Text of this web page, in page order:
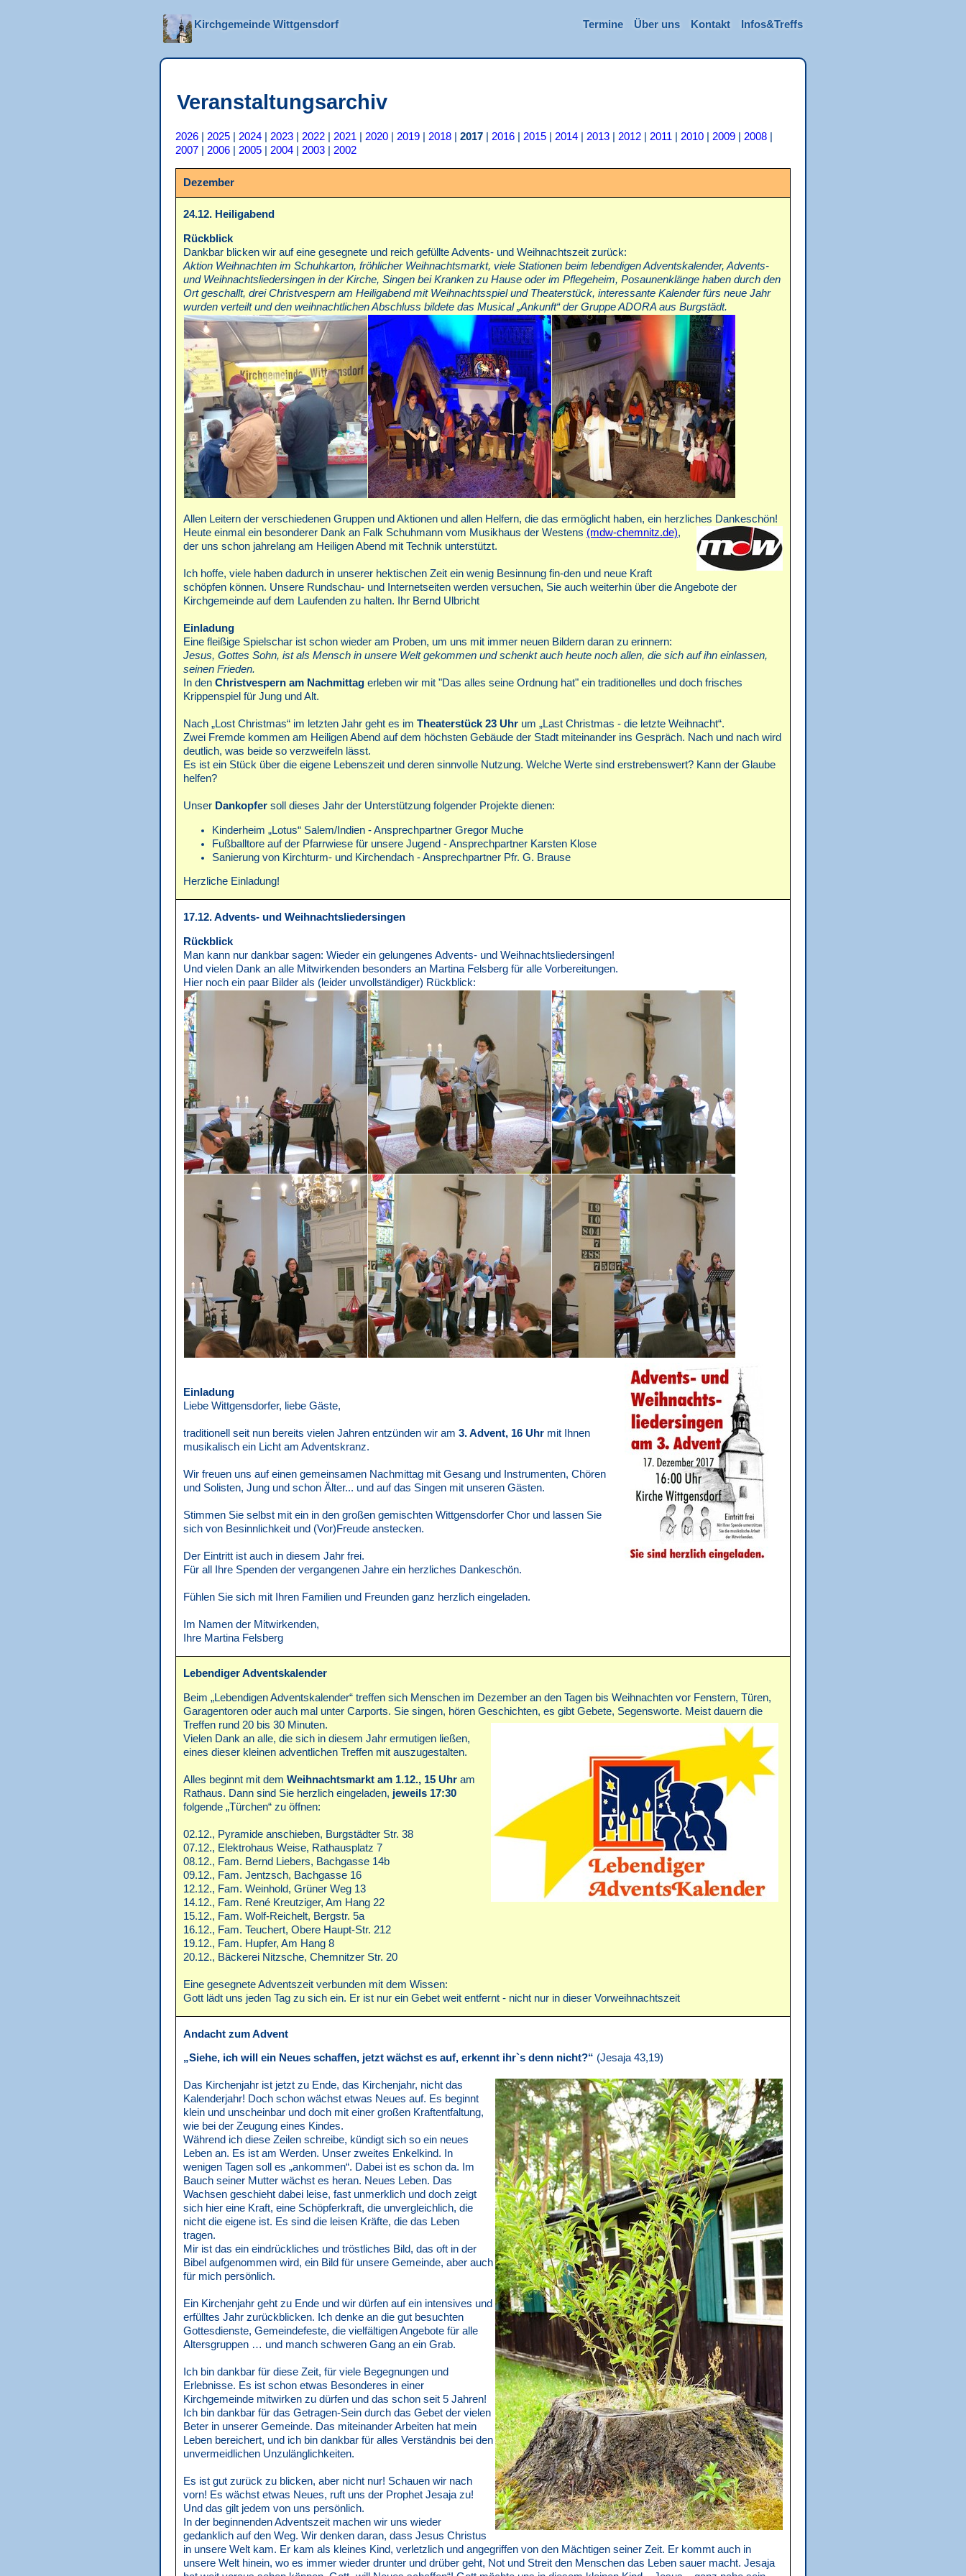
Kirchgemeinde Wittgensdorf Termine Über uns Kontakt Infos&Treffs
Veranstaltungsarchiv
2026 2025 2024 2023 2022 2021 2020 2019 2018 2017 2016 2015 2014 2013 2012 2011 2010 2009 2008
2007
2006 2005 2004 2003 2002
Dezember
24.12. Heiligabend
Rückblick
Dankbar blicken wir auf eine gesegnete und reich gefüllte Advents- und Weihnachtszeit zurück:
Aktion Weihnachten im Schuhkarton, fröhlicher Weihnachtsmarkt, viele Stationen beim lebendigen Adventskalender, Advents-
und Weihnachtsliedersingen in der Kirche, Singen bei Kranken zu Hause oder im Pflegeheim, Posaunenklänge haben durch den
Ort geschallt, drei Christvespern am Heiligabend mit Weihnachtsspiel und Theaterstück, interessante Kalender fürs neue Jahr
wurden verteilt und den weihnachtlichen Abschluss bildete das Musical „Ankunft“ der Gruppe ADORA aus Burgstädt.
Allen Leitern der verschiedenen Gruppen und Aktionen und allen Helfern, die das ermöglicht haben, ein herzliches Dankeschön!
Heute einmal ein besonderer Dank an Falk Schuhmann vom Musikhaus der Westens (mdw-chemnitz.de),
der uns schon jahrelang am Heiligen Abend mit Technik unterstützt.
Ich hoffe, viele haben dadurch in unserer hektischen Zeit ein wenig Besinnung fin-den und neue Kraft
schöpfen können. Unsere Rundschau- und Internetseiten werden versuchen, Sie auch weiterhin über die Angebote der
Kirchgemeinde auf dem Laufenden zu halten. Ihr Bernd Ulbricht
Einladung
Eine fleißige Spielschar ist schon wieder am Proben, um uns mit immer neuen Bildern daran zu erinnern:
Jesus, Gottes Sohn, ist als Mensch in unsere Welt gekommen und schenkt auch heute noch allen, die sich auf ihn einlassen,
seinen Frieden.
In den Christvespern am Nachmittag erleben wir mit "Das alles seine Ordnung hat" ein traditionelles und doch frisches
Krippenspiel für Jung und Alt.
Nach „Lost Christmas“ im letzten Jahr geht es im Theaterstück 23 Uhr um „Last Christmas - die letzte Weihnacht“.
Zwei Fremde kommen am Heiligen Abend auf dem höchsten Gebäude der Stadt miteinander ins Gespräch. Nach und nach wird
deutlich, was beide so verzweifeln lässt.
Es ist ein Stück über die eigene Lebenszeit und deren sinnvolle Nutzung. Welche Werte sind erstrebenswert? Kann der Glaube
helfen?
Unser Dankopfer soll dieses Jahr der Unterstützung folgender Projekte dienen:
Kinderheim „Lotus“ Salem/Indien - Ansprechpartner Gregor Muche
Fußballtore auf der Pfarrwiese für unsere Jugend - Ansprechpartner Karsten Klose
Sanierung von Kirchturm- und Kirchendach - Ansprechpartner Pfr. G. Brause
Herzliche Einladung!
17.12. Advents- und Weihnachtsliedersingen
Rückblick
Man kann nur dankbar sagen: Wieder ein gelungenes Advents- und Weihnachtsliedersingen!
Und vielen Dank an alle Mitwirkenden besonders an Martina Felsberg für alle Vorbereitungen.
Hier noch ein paar Bilder als (leider unvollständiger) Rückblick:
Einladung
Liebe Wittgensdorfer, liebe Gäste,
traditionell seit nun bereits vielen Jahren entzünden wir am 3. Advent, 16 Uhr mit Ihnen
musikalisch ein Licht am Adventskranz.
Wir freuen uns auf einen gemeinsamen Nachmittag mit Gesang und Instrumenten, Chören
und Solisten, Jung und schon Älter... und auf das Singen mit unseren Gästen.
Stimmen Sie selbst mit ein in den großen gemischten Wittgensdorfer Chor und lassen Sie
sich von Besinnlichkeit und (Vor)Freude anstecken.
Der Eintritt ist auch in diesem Jahr frei.
Für all Ihre Spenden der vergangenen Jahre ein herzliches Dankeschön.
Fühlen Sie sich mit Ihren Familien und Freunden ganz herzlich eingeladen.
Im Namen der Mitwirkenden,
Ihre Martina Felsberg
Lebendiger Adventskalender
Beim „Lebendigen Adventskalender“ treffen sich Menschen im Dezember an den Tagen bis Weihnachten vor Fenstern, Türen,
Garagentoren oder auch mal unter Carports. Sie singen, hören Geschichten, es gibt Gebete, Segensworte. Meist dauern die
Treffen rund 20 bis 30 Minuten.
Vielen Dank an alle, die sich in diesem Jahr ermutigen ließen,
eines dieser kleinen adventlichen Treffen mit auszugestalten.
Alles beginnt mit dem Weihnachtsmarkt am 1.12., 15 Uhr am
Rathaus. Dann sind Sie herzlich eingeladen, jeweils 17:30
folgende „Türchen“ zu öffnen:
02.12., Pyramide anschieben, Burgstädter Str. 38
07.12., Elektrohaus Weise, Rathausplatz 7
08.12., Fam. Bernd Liebers, Bachgasse 14b
09.12., Fam. Jentzsch, Bachgasse 16
12.12., Fam. Weinhold, Grüner Weg 13
14.12., Fam. René Kreutziger, Am Hang 22
15.12., Fam. Wolf-Reichelt, Bergstr. 5a
16.12., Fam. Teuchert, Obere Haupt-Str. 212
19.12., Fam. Hupfer, Am Hang 8
20.12., Bäckerei Nitzsche, Chemnitzer Str. 20
Eine gesegnete Adventszeit verbunden mit dem Wissen:
Gott lädt uns jeden Tag zu sich ein. Er ist nur ein Gebet weit entfernt - nicht nur in dieser Vorweihnachtszeit
Andacht zum Advent
„Siehe, ich will ein Neues schaffen, jetzt wächst es auf, erkennt ihr`s denn nicht?“ (Jesaja 43,19)
Das Kirchenjahr ist jetzt zu Ende, das Kirchenjahr, nicht das
Kalenderjahr! Doch schon wächst etwas Neues auf. Es beginnt
klein und unscheinbar und doch mit einer großen Kraftentfaltung,
wie bei der Zeugung eines Kindes.
Während ich diese Zeilen schreibe, kündigt sich so ein neues
Leben an. Es ist am Werden. Unser zweites Enkelkind. In
wenigen Tagen soll es „ankommen“. Dabei ist es schon da. Im
Bauch seiner Mutter wächst es heran. Neues Leben. Das
Wachsen geschieht dabei leise, fast unmerklich und doch zeigt
sich hier eine Kraft, eine Schöpferkraft, die unvergleichlich, die
nicht die eigene ist. Es sind die leisen Kräfte, die das Leben
tragen.
Mir ist das ein eindrückliches und tröstliches Bild, das oft in der
Bibel aufgenommen wird, ein Bild für unsere Gemeinde, aber auch
für mich persönlich.
Ein Kirchenjahr geht zu Ende und wir dürfen auf ein intensives und
erfülltes Jahr zurückblicken. Ich denke an die gut besuchten
Gottesdienste, Gemeindefeste, die vielfältigen Angebote für alle
Altersgruppen … und manch schweren Gang an ein Grab.
Ich bin dankbar für diese Zeit, für viele Begegnungen und
Erlebnisse. Es ist schon etwas Besonderes in einer
Kirchgemeinde mitwirken zu dürfen und das schon seit 5 Jahren!
Ich bin dankbar für das Getragen-Sein durch das Gebet der vielen
Beter in unserer Gemeinde. Das miteinander Arbeiten hat mein
Leben bereichert, und ich bin dankbar für alles Verständnis bei den
unvermeidlichen Unzulänglichkeiten.
Es ist gut zurück zu blicken, aber nicht nur! Schauen wir nach
vorn! Es wächst etwas Neues, ruft uns der Prophet Jesaja zu!
Und das gilt jedem von uns persönlich.
In der beginnenden Adventszeit machen wir uns wieder
gedanklich auf den Weg. Wir denken daran, dass Jesus Christus
in unsere Welt kam. Er kam als kleines Kind, verletzlich und angegriffen von den Mächtigen seiner Zeit. Er kommt auch in
unsere Welt hinein, wo es immer wieder drunter und drüber geht, Not und Streit den Menschen das Leben sauer macht. Jesaja